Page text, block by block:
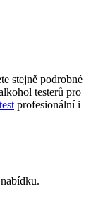
stejně podrobné
testerů pro
profesionální i